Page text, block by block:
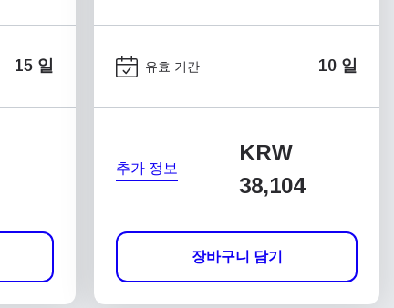
15 일 유효 기간 10 일
추가 정보
KRW
38,104
장바구니 담기